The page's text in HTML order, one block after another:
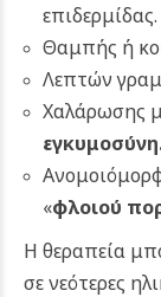
επιδερμίδας.
Θαμπής ή
Λεπτών
Χαλάρωσης
«φλοιού
Η θεραπεία
σε νεότερες